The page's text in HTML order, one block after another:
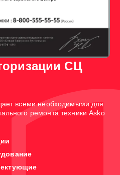
СЦ
всеми необходимыми для
ремонта техники Asko